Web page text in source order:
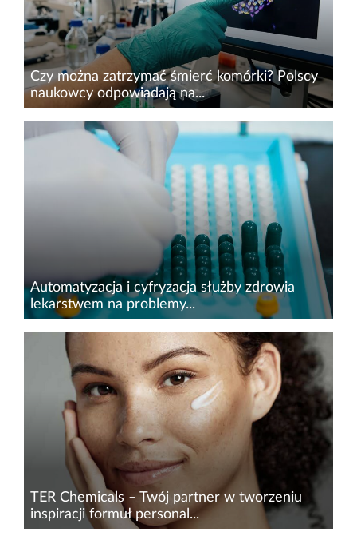
Czy można zatrzymać śmierć komórki? Polscy
naukowcy odpowiadają na...
Naukowcy Politechniki Wrocławskiej (PWr) i
Genentech,&nbsp;jednej z wiodących firm
biotechnologicznych na świecie, znaleźli sposób
na zatrzymanie rozpadu umierającej komórki.
Automatyzacja i cyfryzacja służby zdrowia
lekarstwem na problemy...
System ochrony zdrowia mierzy się z
podwójnym wyzwaniem&nbsp;– starzejącym
się społeczeństwem i rosnącą liczbą pacjentów,
przy jednoczesnych brakach kadrowych. W tych
warunkach optymalizacja pracy...
TER Chemicals – Twój partner w tworzeniu
inspiracji formuł personal...